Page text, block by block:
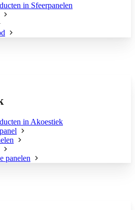
in Sfeerpanelen
in Akoestiek
panelen